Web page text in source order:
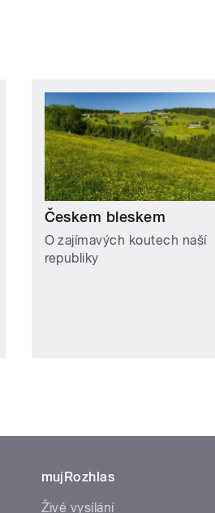
Českem bleskem
O zajímavých koutech naší
republiky
mujRozhlas
Živé vysílání